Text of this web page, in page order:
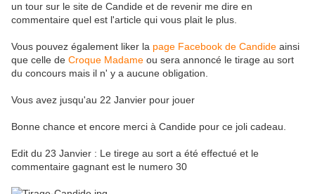
un tour sur le site de Candide et de revenir me dire en
commentaire quel est l'article qui vous plait le plus.
Vous pouvez également liker la page Facebook de Candide ainsi
que celle de Croque Madame ou sera annoncé le tirage au sort
du concours mais il n' y a aucune obligation.
Vous avez jusqu'au 22 Janvier pour jouer
Bonne chance et encore merci à Candide pour ce joli cadeau.
Edit du 23 Janvier : Le tirege au sort a été effectué et le
commentaire gagnant est le numero 30